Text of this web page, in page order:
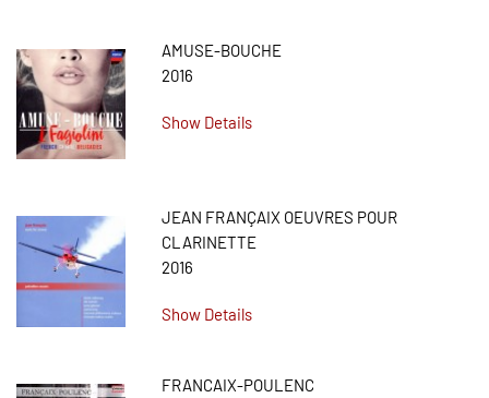
AMUSE-BOUCHE
2016
Show Details
JEAN FRANÇAIX OEUVRES POUR
CLARINETTE
2016
Show Details
FRANCAIX-POULENC